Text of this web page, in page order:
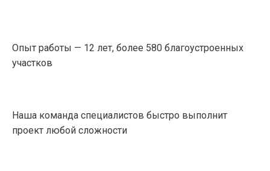
Опыт работы — 12 лет, более 580 благоустроенных
участков
Наша команда специалистов быстро выполнит
проект любой сложности